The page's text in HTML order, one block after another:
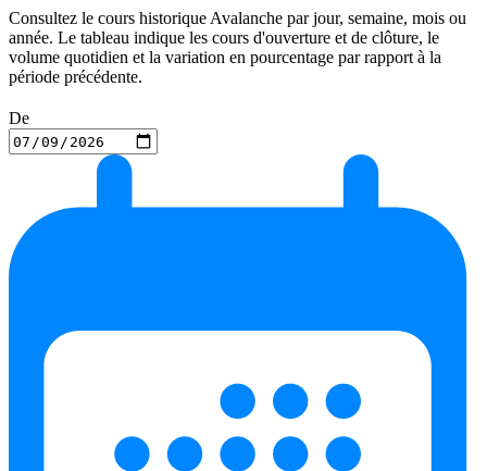
Consultez le cours historique Avalanche par jour, semaine, mois ou
année. Le tableau indique les cours d'ouverture et de clôture, le
volume quotidien et la variation en pourcentage par rapport à la
période précédente.
De